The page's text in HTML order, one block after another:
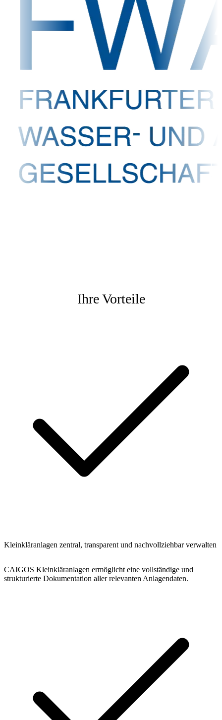
Ihre Vorteile
Kleinkläranlagen zentral, transparent und nachvollziehbar verwalten
CAIGOS Kleinkläranlagen ermöglicht eine vollständige und
strukturierte Dokumentation aller relevanten Anlagendaten.